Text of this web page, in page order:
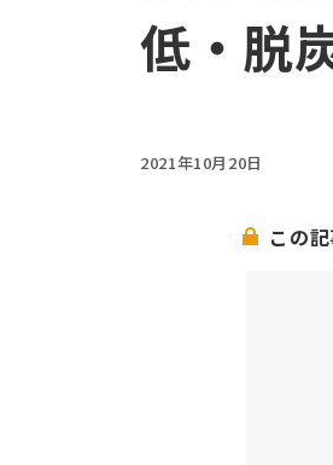
低・脱
2021年10月20日
この